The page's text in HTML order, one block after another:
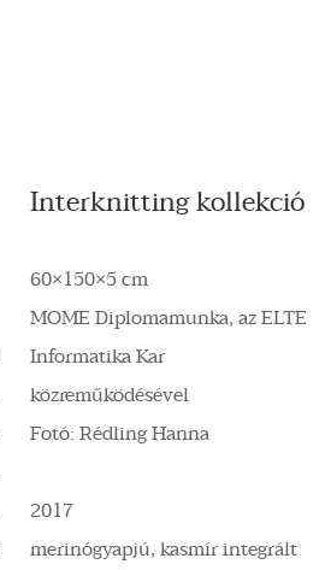
Interknitting kollekció
60×150×5 cm
MOME Diplomamunka, az ELTE
Informatika Kar
közreműködésével
Fotó: Rédling Hanna
2017
merinógyapjú, kasmír integrált